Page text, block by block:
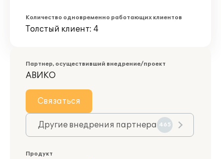
Количество одновременно работающих клиентов
Толстый клиент: 4
Партнер, осуществивший внедрение/проект
АВИКО
Связаться
Другие внедрения партнера 465
Продукт